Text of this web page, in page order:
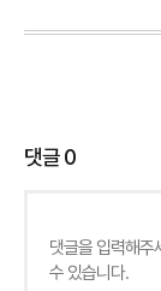
댓글0